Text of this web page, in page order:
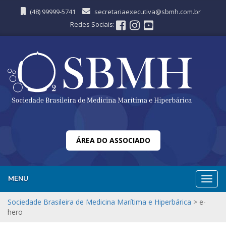
(48) 99999-5741
secretariaexecutiva@sbmh.com.br
Redes Sociais:
ÁREA DO ASSOCIADO
MENU
Sociedade Brasileira de Medicina Marítima e Hiperbárica > e-
hero